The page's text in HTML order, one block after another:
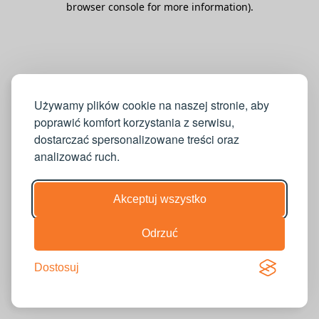
Używamy plików cookie na naszej stronie, aby
poprawić komfort korzystania z serwisu,
dostarczać spersonalizowane treści oraz
analizować ruch.
Akceptuj wszystko
Odrzuć
Dostosuj
browser console for more information).